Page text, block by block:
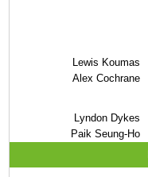
Lewis Koumas
Alex Cochrane
Lyndon Dykes
Paik Seung-Ho